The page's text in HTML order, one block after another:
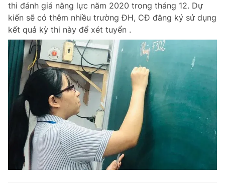
thi đánh giá năng lực năm 2020 trong tháng 12. Dự
kiến sẽ có thêm nhiều trường ĐH, CĐ đăng ký sử dụng
kết quả kỳ thi này để xét tuyển .